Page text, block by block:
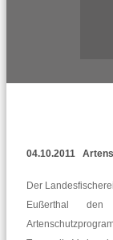
04.10.2011
Der
Eußerthal